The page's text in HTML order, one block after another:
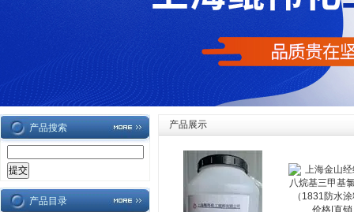
产品搜索
产品目录
产品展示